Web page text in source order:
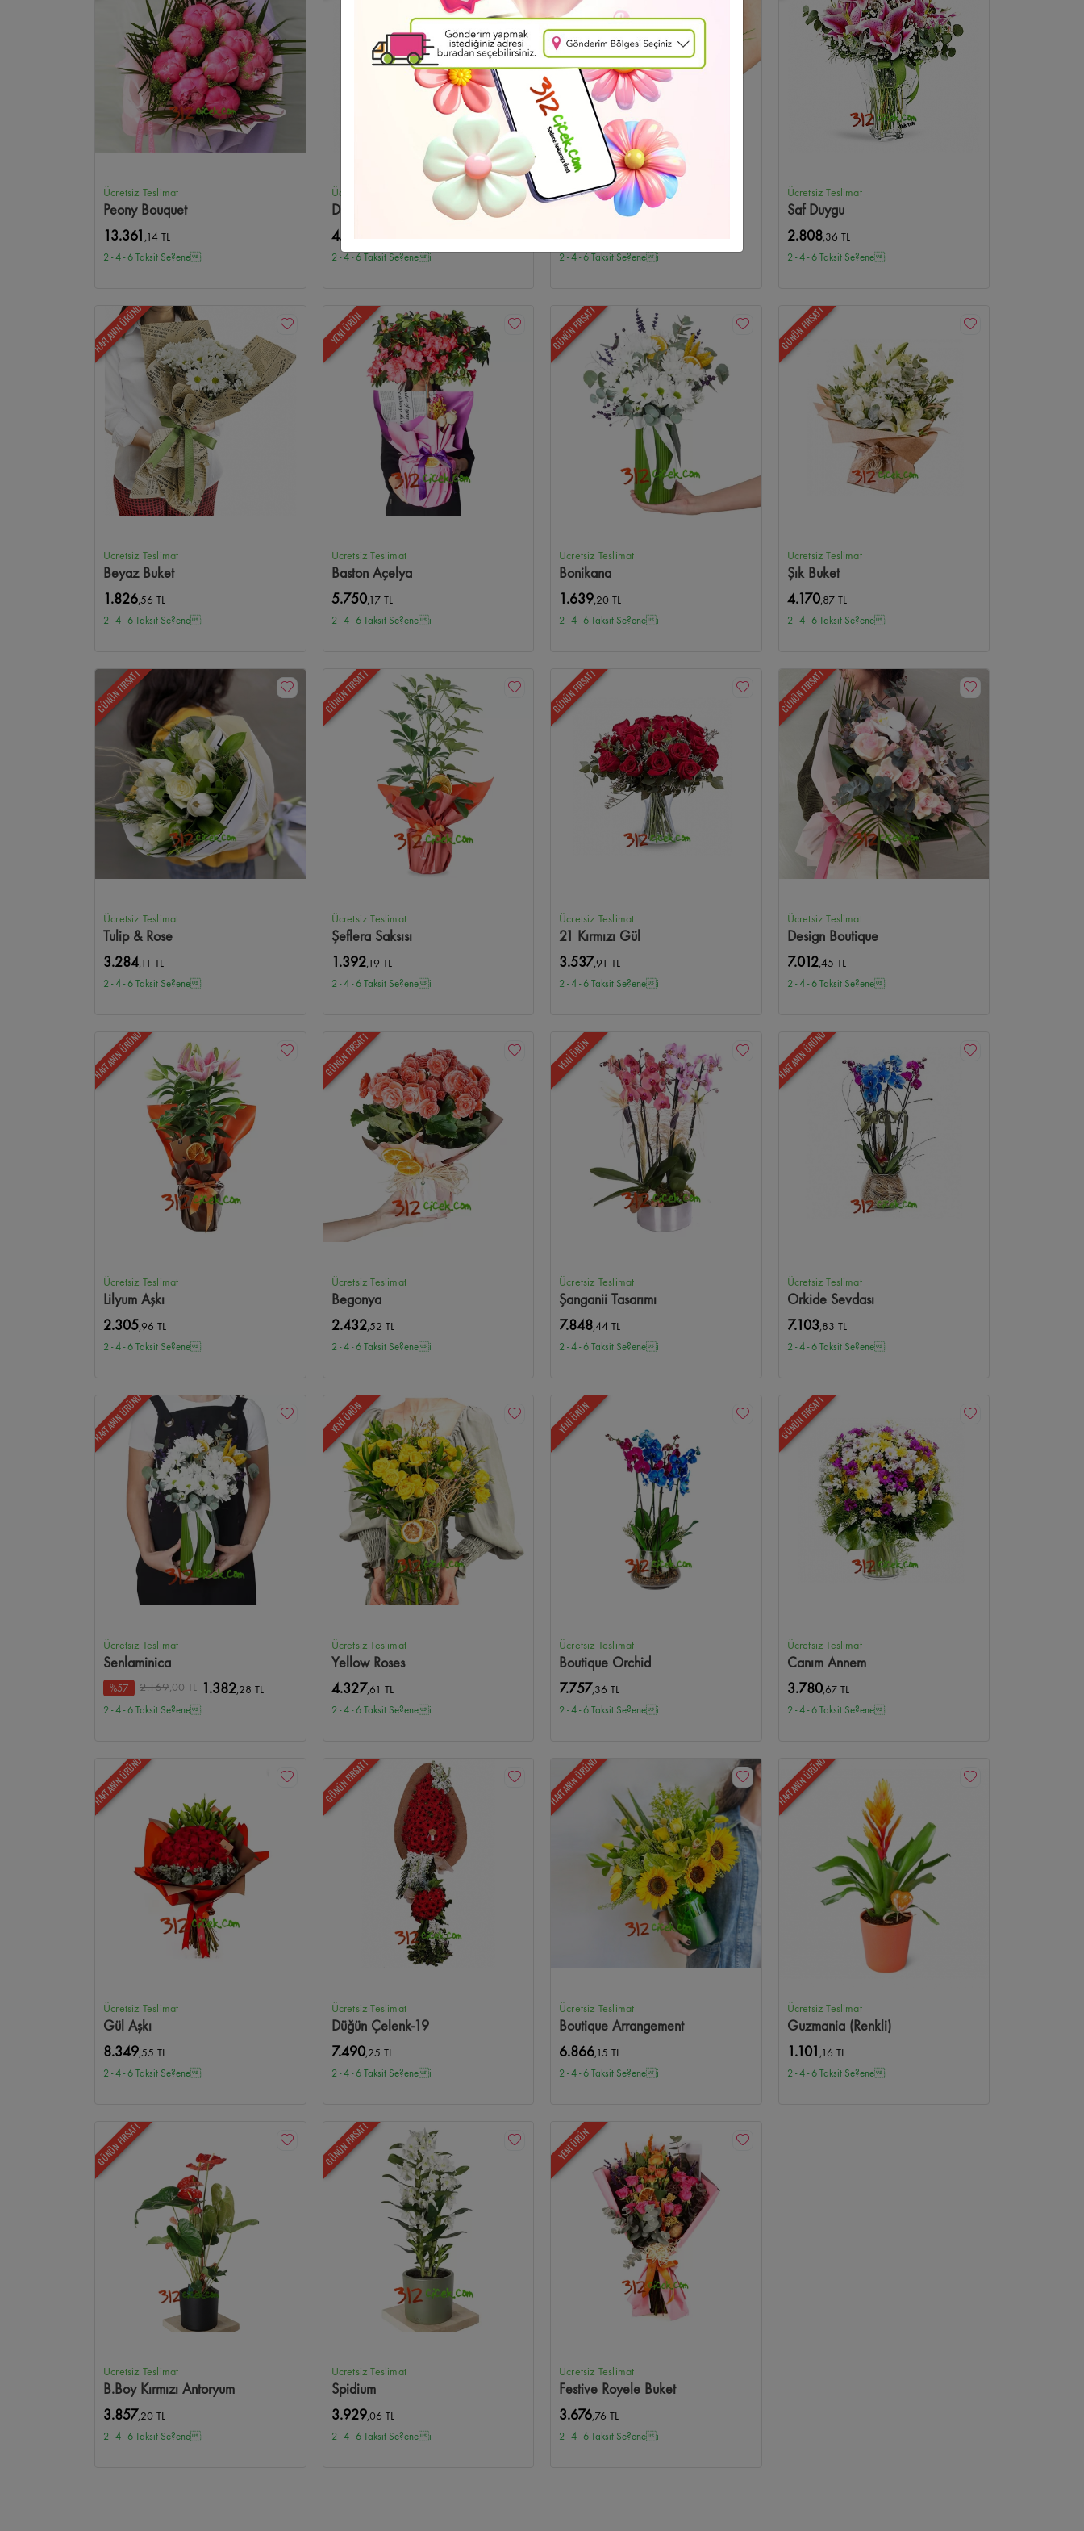
Ayçiçeği Balgat Çiçekçi Açılış/Tören Etimesgut Çiçekçi Düğün Çelenkleri Emek Çiçekçi Özür Dilerim Batıkent Çiçekçi Cenaze Çelenkleri Yıldız Çiçekçi Yeni Bebek/Doğum
Oran Çiçekçi Ferforje Aranjmanlar Eryaman Çiçekçi Cenaze Çelenkleri İndirimli Çiçekler Bahçelievler Çiçekçi Ayın Fırsatları Kişiye Özel Çiçekler Bilkent Çiçekçi
Mevsim Çiçekleri Sıhhıye Çiçekçi Beştepe Çiçekçi Cebeci Çiçekçi Söğütözü Çiçekçi Siteler Çiçekçi Anıttepe Çiçekçi
Gordion Çiçekçi Atakule Çiçekçi Ankamall Çiçekçi Kentpark Çiçekçi
365AVM Çiçekçi Akyurt Çiçekçi Kahraman Kazan Çiçekçi Hüseyingazi Çiçekçi Saray Çiçekçi Atapark Çiçekçi Ufuktepe Çiçekçi
Demetevler Çiçekçi Yenimahalle Çiçekçi Şentepe Çiçekçi Gimat Çiçekçi İvedik OSB Çiçekçi Temelli Çiçekçi Kurtuluş Çiçekçi Kolej Çiçekçi
Altınpark Çiçekçi Hasköy Çiçekçi Seyranbağları Çiçekçi Esat Çiçekçi GOP Çiçekçi Sokullu Çiçekçi Çetinemeç Çiçekçi
Mühye Çiçekçi Taşpınar Çiçekçi Tulumtaş Çiçekçi İlker Çiçekçi Keklikpınarı Çiçekçi Ayrancı Çiçekçi Kavaklıdere Çiçekçi Hoşdere Çiçekçi Turan Güneş Çiçekçi Tunalı Çiçekçi
Tunalı Hilmi Çiçekçi Birlik Mahallesi Çiçekçi Sancak Mahallesi Çiçekçi Kırkkonaklar Çiçekçi Armada Çiçekçi Next Level Çiçekçi Bilkent Şehir Hastanesi Çiçekçi
Etlik Şehir Hastanesi Çiçekçi Hamamönü Çiçekçi Aydınlıkevler Çiçekçi Güvenevler Çiçekçi Gülseren Çiçekçi AOÇ Çiçekçi
Güvercinlik Çiçekçi Alacaatlı Çiçekçi Yukarı Yurtçu Çiçekçi Kazım Karabekir Çiçekçi Mesa Koru Çiçekçi
Ücretsiz Teslimat
Peony Bouquet
13.361 ,14 TL
2 - 4 - 6 Taksit Se?enei
Ücretsiz Teslimat
Düğün Çelenk-10
4.748
2 - 4 - 6 Taksit Se?enei
Ücretsiz Teslimat
Orange Bouquet
2 - 4 - 6 Taksit Se?enei
Ücretsiz Teslimat
Saf Duygu
2.808,36 TL
2 - 4 - 6 Taksit Se?enei
HAFTANIN ÜRÜNÜ
Ücretsiz Teslimat
Beyaz Buket
1.826,56 TL
2 - 4 - 6 Taksit Se?enei
YENİ ÜRÜN
Ücretsiz Teslimat
Baston Açelya
5.750,17 TL
2 - 4 - 6 Taksit Se?enei
GÜNÜN FIRSATI
Ücretsiz Teslimat
Bonikana
1.639,20 TL
2 - 4 - 6 Taksit Se?enei
GÜNÜN FIRSATI
Ücretsiz Teslimat
Şık Buket
4.170,87 TL
2 - 4 - 6 Taksit Se?enei
GÜNÜN FIRSATI
Ücretsiz Teslimat
Tulip & Rose
3.284,11 TL
2 - 4 - 6 Taksit Se?enei
GÜNÜN FIRSATI
Ücretsiz Teslimat
Şeflera Saksısı
1.392,19 TL
2 - 4 - 6 Taksit Se?enei
GÜNÜN FIRSATI
Ücretsiz Teslimat
21 Kırmızı Gül
3.537,91 TL
2 - 4 - 6 Taksit Se?enei
GÜNÜN FIRSATI
Ücretsiz Teslimat
Design Boutique
7.012,45 TL
2 - 4 - 6 Taksit Se?enei
HAFTANIN ÜRÜNÜ
Ücretsiz Teslimat
Lilyum Aşkı
2.305,96 TL
2 - 4 - 6 Taksit Se?enei
GÜNÜN FIRSATI
Ücretsiz Teslimat
Begonya
2.432,52 TL
2 - 4 - 6 Taksit Se?enei
YENİ ÜRÜN
Ücretsiz Teslimat
Şanganii Tasarımı
7.848,44 TL
2 - 4 - 6 Taksit Se?enei
HAFTANIN ÜRÜNÜ
Ücretsiz Teslimat
Orkide Sevdası
7.103,83 TL
2 - 4 - 6 Taksit Se?enei
HAFTANIN ÜRÜNÜ
Ücretsiz Teslimat
Senlaminica
%57 2.169,00 TL 1.382,28 TL
2 - 4 - 6 Taksit Se?enei
YENİ ÜRÜN
Ücretsiz Teslimat
Yellow Roses
4.327,61 TL
2 - 4 - 6 Taksit Se?enei
YENİ ÜRÜN
Ücretsiz Teslimat
Boutique Orchid
7.757,36 TL
2 - 4 - 6 Taksit Se?enei
GÜNÜN FIRSATI
Ücretsiz Teslimat
Canım Annem
3.780,67 TL
2 - 4 - 6 Taksit Se?enei
HAFTANIN ÜRÜNÜ
Ücretsiz Teslimat
Gül Aşkı
8.349,55 TL
2 - 4 - 6 Taksit Se?enei
GÜNÜN FIRSATI
Ücretsiz Teslimat
Düğün Çelenk-19
7.490,25 TL
2 - 4 - 6 Taksit Se?enei
HAFTANIN ÜRÜNÜ
Ücretsiz Teslimat
Boutique Arrangement
6.866,15 TL
2 - 4 - 6 Taksit Se?enei
HAFTANIN ÜRÜNÜ
Ücretsiz Teslimat
Guzmania (Renkli)
1.101 ,16 TL
2 - 4 - 6 Taksit Se?enei
GÜNÜN FIRSATI
Ücretsiz Teslimat
B.Boy Kırmızı Antoryum
3.857,20 TL
2 - 4 - 6 Taksit Se?enei
GÜNÜN FIRSATI
Ücretsiz Teslimat
Spidium
3.929,06 TL
2 - 4 - 6 Taksit Se?enei
YENİ ÜRÜN
Ücretsiz Teslimat
Festive Royele Buket
3.676,76 TL
2 - 4 - 6 Taksit Se?enei